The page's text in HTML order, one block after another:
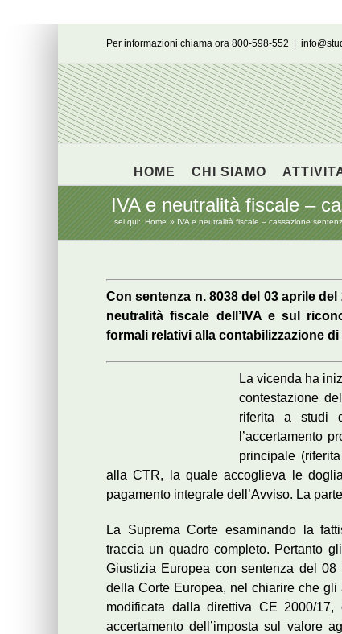
Per informazioni chiama ora 800-598-552
HOME CHI SIAMO
IVA e neutralità fiscale –
sei qui: Home IVA e neutralità fiscale – cassazione
Con sentenza n. 8038 del 03 aprile
neutralità fiscale dell’IVA e sul
formali relativi alla contabilizzazione
La vicenda ha
contestazione
riferita a studi
l’accertamento
principale
alla CTR, la quale accoglieva le
pagamento integrale dell’Avviso. La
La Suprema Corte esaminando la
traccia un quadro completo. Pertanto
Giustizia Europea con sentenza del
della Corte Europea, nel chiarire che
modificata dalla direttiva CE 2000/
accertamento dell’imposta sul valore